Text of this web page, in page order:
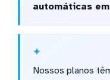
automáticas
Nossos planos